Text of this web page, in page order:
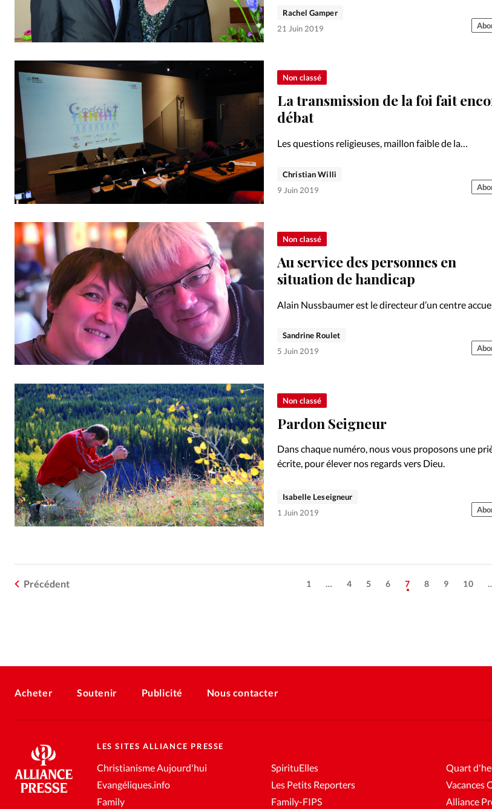
l’Evangile qui lui ont permis…
Rachel Gamper
21 Juin 2019
Non classé
La transmission de la foi fait
débat
Les questions religieuses, maillon faible de la
Genève lors d’un colloque.
Christian Willi
9 Juin 2019
Non classé
Au service des personnes en
situation de handicap
Alain Nussbaumer est le directeur d’un centre
affectionne particulièrement. Portrait.
Sandrine Roulet
5 Juin 2019
Non classé
Pardon Seigneur
Dans chaque numéro, nous vous proposons une
écrite, pour élever nos regards vers Dieu.
Isabelle Leseigneur
1 Juin 2019
Précédent 1 … 4 5 6 7 8 9 10
Acheter Soutenir Publicité Nous contacter
LES SITES ALLIANCE PRESSE
Christianisme Aujourd'hui
Evangéliques.info
Family
SpirituElles
Les Petits Reporters
Family-FIPS
Quart
Vacances
Alliance